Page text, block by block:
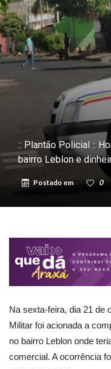
:: Plantão Policial ::
bairro Leblon e
Postado em 0
Na sexta-feira, dia 21 de
Militar foi acionada a
no bairro Leblon onde
comercial. A ocorrência